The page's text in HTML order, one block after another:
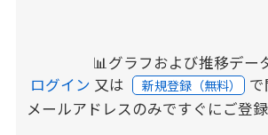
📊グラフおよび推移デー
ログイン 又は 新規登録（無料） で
メールアドレスのみですぐにご登録